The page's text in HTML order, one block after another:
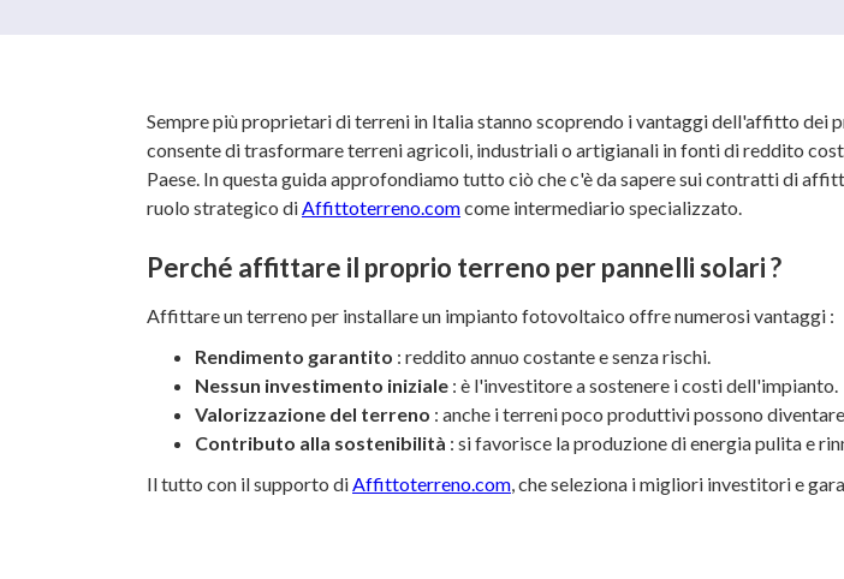
Sempre più proprietari di terreni in Italia stanno scoprendo i vantaggi dell'affitto
consente di trasformare terreni agricoli, industriali o artigianali in fonti di reddito
Paese. In questa guida approfondiamo tutto ciò che c'è da sapere sui contratti di
ruolo strategico diAffittoterreno.comcome intermediario specializzato.
Perché affittare il proprio terreno per pannelli solari ?
Affittare un terreno per installare un impianto fotovoltaico offre numerosi vantaggi :
Rendimento garantito : reddito annuo costante e senza rischi.
Nessun investimento iniziale : è l'investitore a sostenere i costi dell'impianto.
Valorizzazione del terreno : anche i terreni poco produttivi possono
Contributo alla sostenibilità : si favorisce la produzione di energia pulita e
Il tutto con il supporto diAffittoterreno.com, che seleziona i migliori investitori e